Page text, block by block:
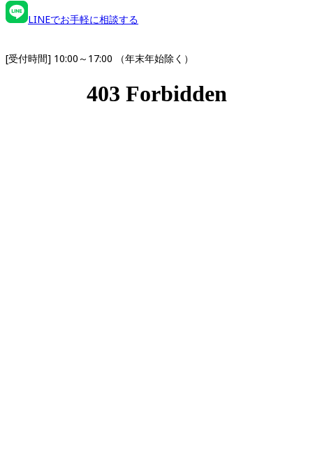
LINEでお手軽に相談する
[受付時間] 10:00～17:00 （年末年始除く）